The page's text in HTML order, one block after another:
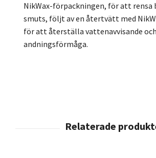
NikWax-förpackningen, för att
smuts, följt av en återtvätt med
för att återställa vattenavvisande
andningsförmåga.